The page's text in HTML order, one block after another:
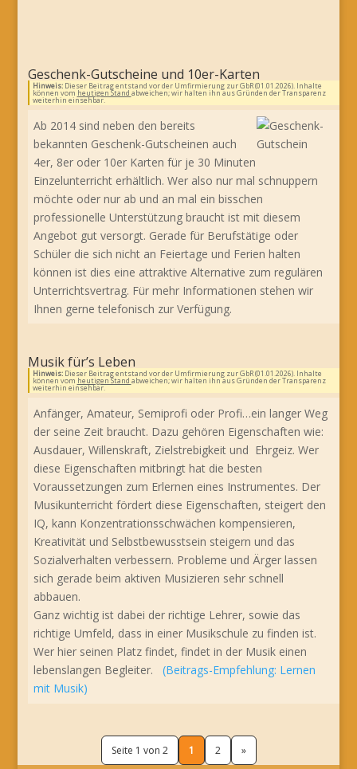
Geschenk-Gutscheine und 10er-Karten
Hinweis:Dieser Beitrag entstand vor der Umfirmierung zur GbR (01.01.2026). Inhalte
können vom heutigen Stand abweichen; wir halten ihn aus Gründen der Transparenz
weiterhin einsehbar.
Ab 2014 sind neben den bereits
bekannten Geschenk-Gutscheinen auch
4er, 8er oder 10er Karten für je 30 Minuten
Einzelunterricht erhältlich. Wer also nur mal schnuppern
möchte oder nur ab und an mal ein bisschen
professionelle Unterstützung braucht ist mit diesem
Angebot gut versorgt. Gerade für Berufstätige oder
Schüler die sich nicht an Feiertage und Ferien halten
können ist dies eine attraktive Alternative zum regulären
Unterrichtsvertrag. Für mehr Informationen stehen wir
Ihnen gerne telefonisch zur Verfügung.
Musik für’s Leben
Hinweis:Dieser Beitrag entstand vor der Umfirmierung zur GbR (01.01.2026). Inhalte
können vom heutigen Stand abweichen; wir halten ihn aus Gründen der Transparenz
weiterhin einsehbar.
Anfänger, Amateur, Semiprofi oder Profi…ein langer Weg
der seine Zeit braucht. Dazu gehören Eigenschaften wie:
Ausdauer, Willenskraft, Zielstrebigkeit und Ehrgeiz. Wer
diese Eigenschaften mitbringt hat die besten
Voraussetzungen zum Erlernen eines Instrumentes. Der
Musikunterricht fördert diese Eigenschaften, steigert den
IQ, kann Konzentrationsschwächen kompensieren,
Kreativität und Selbstbewusstsein steigern und das
Sozialverhalten verbessern. Probleme und Ärger lassen
sich gerade beim aktiven Musizieren sehr schnell
abbauen.
Ganz wichtig ist dabei der richtige Lehrer, sowie das
richtige Umfeld, dass in einer Musikschule zu finden ist.
Wer hier seinen Platz findet, findet in der Musik einen
lebenslangen Begleiter.(Beitrags-Empfehlung: Lernen
mit Musik)
Seite 1 von 2 1 2 »